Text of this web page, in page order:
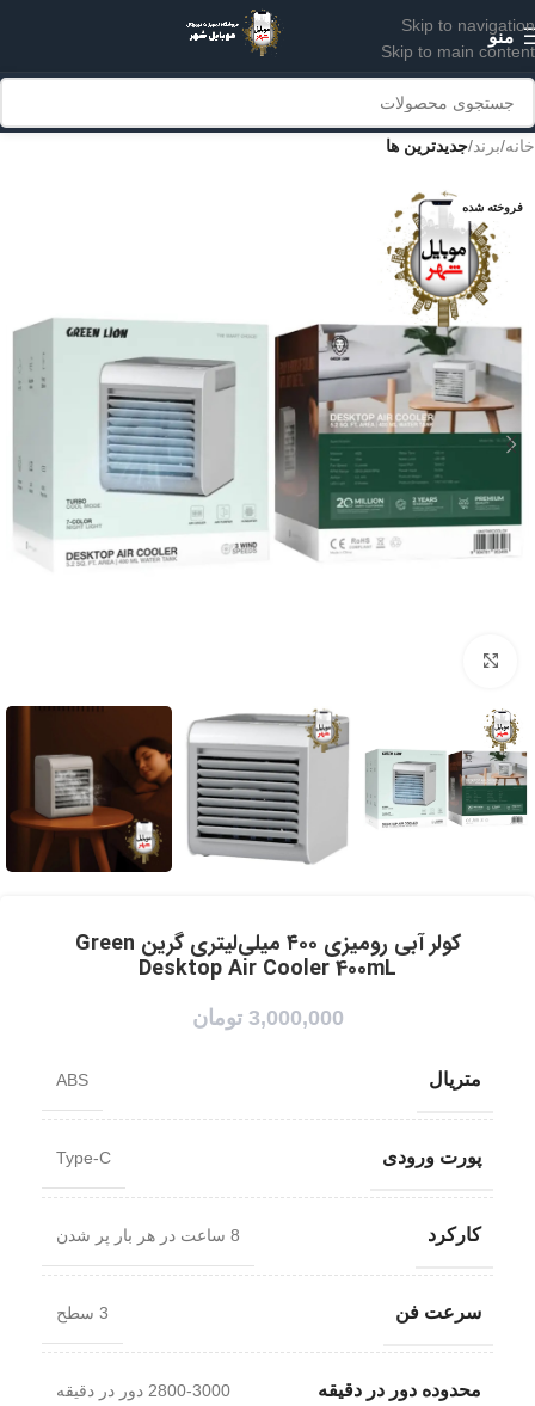
Skip to navigation
Skip to main content
منو
خانه برند جدیدترین ها
فروخته شده
کولر آبی رومیزی ۴۰۰ میلی‌لیتری گرین Green
Desktop Air Cooler 400mL
3,000,000 تومان
متریال ABS
پورت ورودی Type-C
کارکرد 8 ساعت در هر بار پر شدن
سرعت فن 3 سطح
محدوده دور در دقیقه 2800-3000 دور در دقیقه